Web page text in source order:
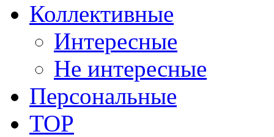
Коллективные
Интересные
Не интересные
Персональные
TOP